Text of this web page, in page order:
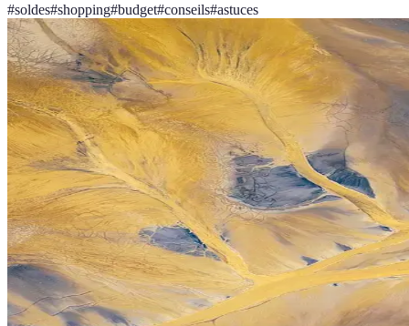
#soldes#shopping#budget#conseils#astuces